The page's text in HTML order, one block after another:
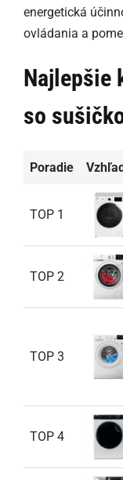
energetická
ovládania a
Najlepšie
so
Poradie Vzhľad
TOP 1
TOP 2
TOP 3
TOP 4